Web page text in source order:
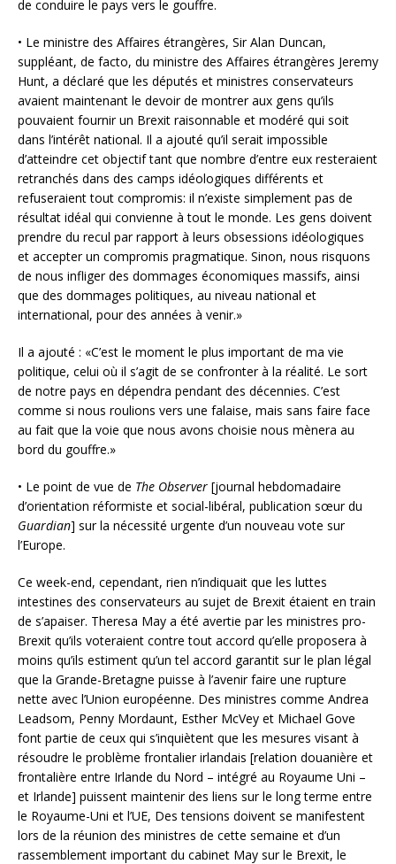
de conduire le pays vers le gouffre.
• Le ministre des Affaires étrangères, Sir Alan Duncan,
suppléant, de facto, du ministre des Affaires étrangères Jeremy
Hunt, a déclaré que les députés et ministres conservateurs
avaient maintenant le devoir de montrer aux gens qu’ils
pouvaient fournir un Brexit raisonnable et modéré qui soit
dans l’intérêt national. Il a ajouté qu’il serait impossible
d’atteindre cet objectif tant que nombre d’entre eux resteraient
retranchés dans des camps idéologiques différents et
refuseraient tout compromis: il n’existe simplement pas de
résultat idéal qui convienne à tout le monde. Les gens doivent
prendre du recul par rapport à leurs obsessions idéologiques
et accepter un compromis pragmatique. Sinon, nous risquons
de nous infliger des dommages économiques massifs, ainsi
que des dommages politiques, au niveau national et
international, pour des années à venir.»
Il a ajouté : «C’est le moment le plus important de ma vie
politique, celui où il s’agit de se confronter à la réalité. Le sort
de notre pays en dépendra pendant des décennies. C’est
comme si nous roulions vers une falaise, mais sans faire face
au fait que la voie que nous avons choisie nous mènera au
bord du gouffre.»
• Le point de vue de The Observer [journal hebdomadaire
d’orientation réformiste et social-libéral, publication sœur du
Guardian] sur la nécessité urgente d’un nouveau vote sur
l’Europe.
Ce week-end, cependant, rien n’indiquait que les luttes
intestines des conservateurs au sujet de Brexit étaient en train
de s’apaiser. Theresa May a été avertie par les ministres pro-
Brexit qu’ils voteraient contre tout accord qu’elle proposera à
moins qu’ils estiment qu’un tel accord garantit sur le plan légal
que la Grande-Bretagne puisse à l’avenir faire une rupture
nette avec l’Union européenne. Des ministres comme Andrea
Leadsom, Penny Mordaunt, Esther McVey et Michael Gove
font partie de ceux qui s’inquiètent que les mesures visant à
résoudre le problème frontalier irlandais [relation douanière et
frontalière entre Irlande du Nord – intégré au Royaume Uni –
et Irlande] puissent maintenir des liens sur le long terme entre
le Royaume-Uni et l’UE, Des tensions doivent se manifestent
lors de la réunion des ministres de cette semaine et d’un
rassemblement important du cabinet May sur le Brexit, le